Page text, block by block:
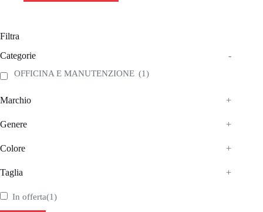
Filtra
Categorie
-
OFFICINA E MANUTENZIONE (1)
Marchio +
Genere +
Colore +
Taglia +
In offerta(1)